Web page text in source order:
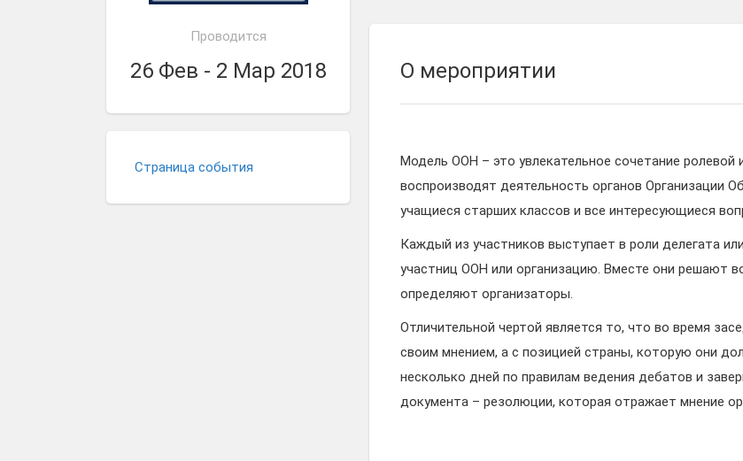
Проводится
26 Фев - 2 Мар 2018
Страница события
О мероприятии
Модель ООН – это увлекательное сочетание ролевой
воспроизводят деятельность органов Организации
учащиеся старших классов и все интересующиеся
Каждый из участников выступает в роли делегата
участниц ООН или организацию. Вместе они решают
определяют организаторы.
Отличительной чертой является то, что во время
своим мнением, а с позицией страны, которую они
несколько дней по правилам ведения дебатов и
документа – резолюции, которая отражает мнение